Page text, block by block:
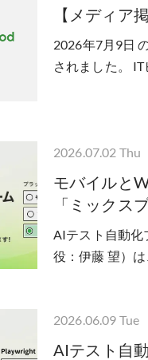
【メディア
2026年7月9日
されました。
2026.07.02 Thu
モバイルと
「ミックス
AIテスト自動化
役：伊藤 望）
2026.06.09 Tue
AIテスト自